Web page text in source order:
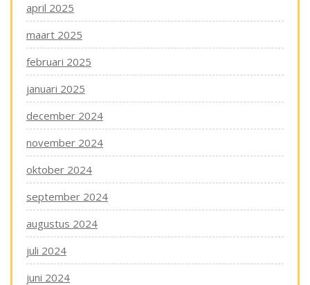
april 2025
maart 2025
februari 2025
januari 2025
december 2024
november 2024
oktober 2024
september 2024
augustus 2024
juli 2024
juni 2024